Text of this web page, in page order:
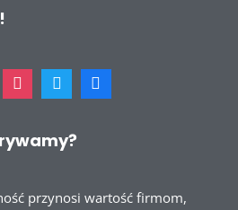
przynosi wartość firmom,